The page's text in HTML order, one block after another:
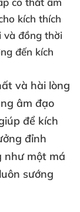
kích thích
và đồng thời
đến kích
và hài lòng
âm đạo
để kích
đỉnh
như một má
sướng